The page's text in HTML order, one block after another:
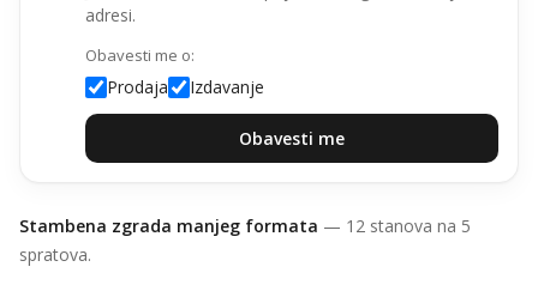
adresi.
Obavesti me o:
Prodaja Izdavanje
Obavesti me
Stambena zgrada manjeg formata — 12 stanova na 5
spratova.